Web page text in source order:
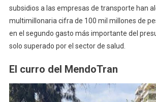
subsidios a las empresas de transporte han
multimillonaria cifra de 100 mil millones de
en el segundo gasto más importante del
solo superado por el sector de salud.
El curro del MendoTran